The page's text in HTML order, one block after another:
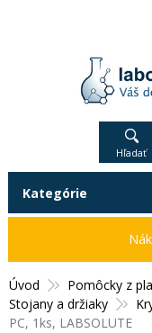
Hľadať
Úvod Pomôcky z
Stojany a držiaky
PC, 1ks, LABSOLUTE
Kategórie